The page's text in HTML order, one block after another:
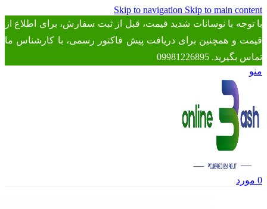
Skip to navigation Skip to main content
با توجه با نوسانات شدید قیمت، قبل از ثبت سفارش، برای اطلاع از
قیمت و همچنین برای دریافت پیش فاکتور رسمی، با کارشناس ما
تماس بگیرید. 09981226895
منو
0 مورد